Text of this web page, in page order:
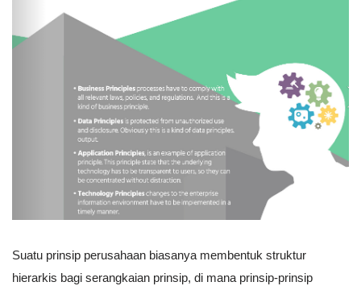
Suatu prinsip perusahaan biasanya membentuk struktur
hierarkis bagi serangkaian prinsip, di mana prinsip-prinsip